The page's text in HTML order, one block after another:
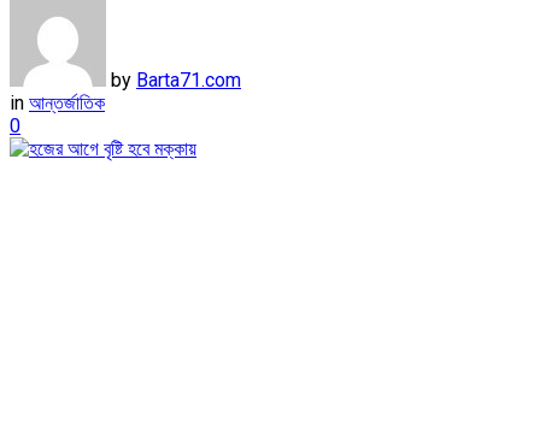
by Barta71.com
in আন্তর্জাতিক
0